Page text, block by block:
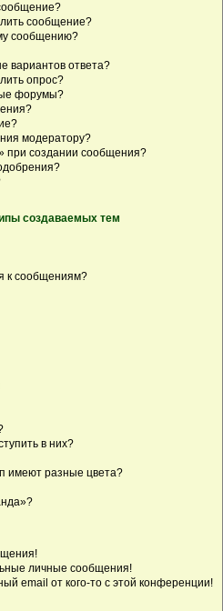
сообщение?
сообщению?
вариантов ответа?
опрос?
форумы?
модератору?
при создании сообщения?
создаваемых тем
к сообщениям?
в них?
имеют разные цвета?
личные сообщения!
email от кого-то с этой конференции!